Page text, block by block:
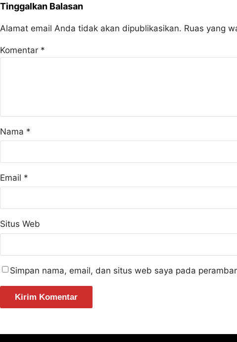
Tinggalkan Balasan
Alamat email Anda tidak akan dipublikasikan. Ruas yang
Komentar *
Nama *
Email *
Situs Web
Simpan nama, email, dan situs web saya pada